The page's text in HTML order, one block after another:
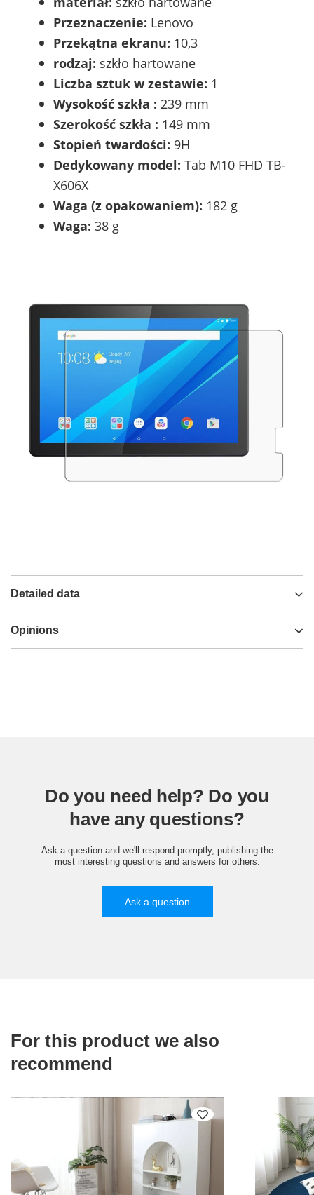
Przeznaczenie: Lenovo
Przekątna ekranu: 10,3
rodzaj: szkło hartowane
Liczba sztuk w zestawie: 1
Wysokość szkła : 239 mm
Szerokość szkła : 149 mm
Stopień twardości: 9H
Dedykowany model: Tab M10 FHD TB-
X606X
Waga (z opakowaniem): 182 g
Waga: 38 g
Detailed data
Opinions
Do you need help? Do you
have any questions?
Ask a question and we'll respond promptly, publishing the
most interesting questions and answers for others.
Ask a question
For this product we also
recommend